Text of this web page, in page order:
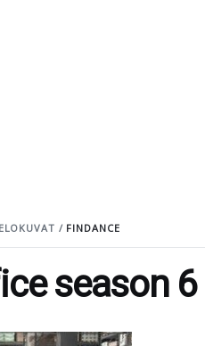
ELOKUVAT / FINDANCE
season